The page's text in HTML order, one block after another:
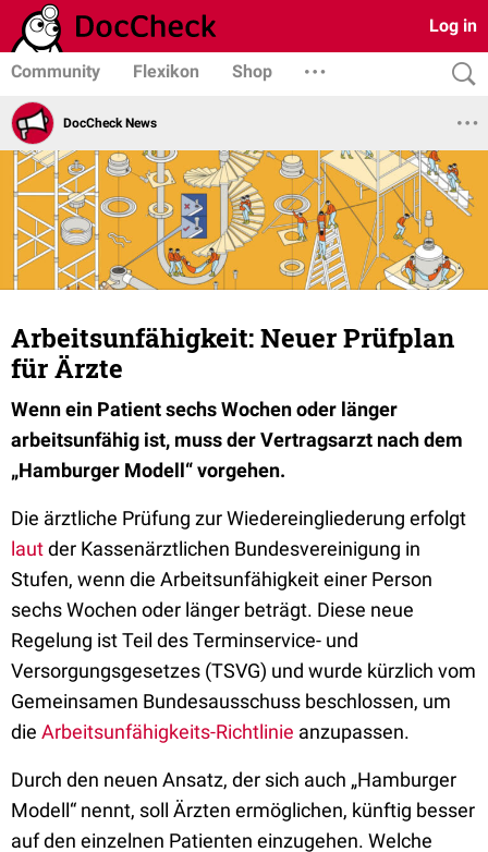
Log in
Community Flexikon Shop
DocCheck News
Arbeitsunfähigkeit: Neuer Prüfplan
für Ärzte
Wenn ein Patient sechs Wochen oder länger
arbeitsunfähig ist, muss der Vertragsarzt nach dem
„Hamburger Modell“ vorgehen.
Die ärztliche Prüfung zur Wiedereingliederung erfolgt
lautder Kassenärztlichen Bundesvereinigung in
Stufen, wenn die Arbeitsunfähigkeit einer Person
sechs Wochen oder länger beträgt. Diese neue
Regelung ist Teil des Terminservice- und
Versorgungsgesetzes (TSVG) und wurde kürzlich vom
Gemeinsamen Bundesausschuss beschlossen, um
die Arbeitsunfähigkeits-Richtlinie anzupassen.
Durch den neuen Ansatz, der sich auch „Hamburger
Modell“ nennt, soll Ärzten ermöglichen, künftig besser
auf den einzelnen Patienten einzugehen. Welche